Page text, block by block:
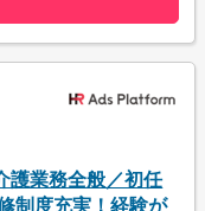
護業務全般／初任
制度充実！経験が